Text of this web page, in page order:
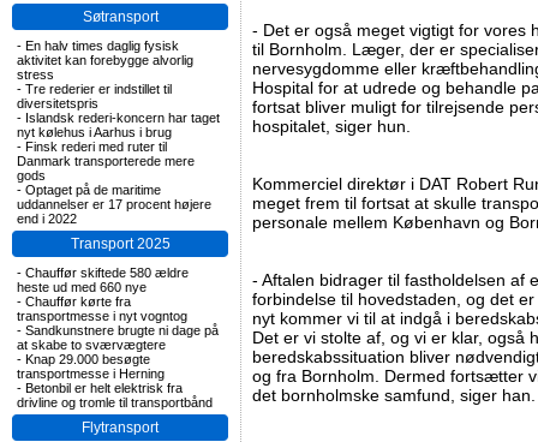
Søtransport
- En halv times daglig fysisk
aktivitet kan forebygge alvorlig
stress
- Tre rederier er indstillet til
diversitetspris
- Islandsk rederi-koncern har taget
nyt kølehus i Aarhus i brug
- Finsk rederi med ruter til
Danmark transporterede mere
gods
- Optaget på de maritime
uddannelser er 17 procent højere
end i 2022
Transport 2025
- Chauffør skiftede 580 ældre
heste ud med 660 nye
- Chauffør kørte fra
transportmesse i nyt vogntog
- Sandkunstnere brugte ni dage på
at skabe to sværvægtere
- Knap 29.000 besøgte
transportmesse i Herning
- Betonbil er helt elektrisk fra
drivline og tromle til transportbånd
Flytransport
- Det er også meget vigtigt for vores
til Bornholm. Læger, der er
nervesygdomme eller
Hospital for at udrede og behandle
fortsat bliver muligt for tilrejsende
hospitalet, siger hun.
Kommerciel direktør i DAT Robert
meget frem til fortsat at skulle
personale mellem København og
- Aftalen bidrager til fastholdelsen af
forbindelse til hovedstaden, og det
nyt kommer vi til at indgå i
Det er vi stolte af, og vi er klar, også
beredskabssituation bliver
og fra Bornholm. Dermed fortsætter
det bornholmske samfund, siger han.